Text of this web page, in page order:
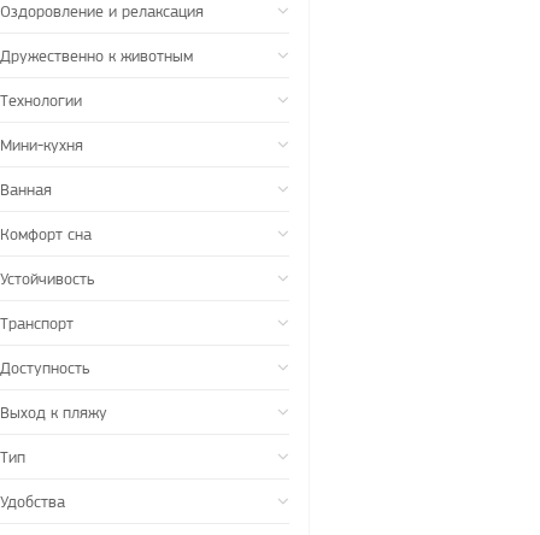
Оздоровление и релаксация
Дружественно к животным
Технологии
Мини-кухня
Ванная
Комфорт сна
Устойчивость
Транспорт
Доступность
Выход к пляжу
Тип
Удобства